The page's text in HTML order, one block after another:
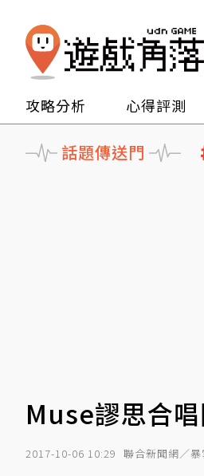
攻略分析 心得評測
話題傳送門
Muse謬思合
2017-10-06 10:29 聯合新聞網／